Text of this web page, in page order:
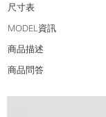
尺寸表
MODEL資訊
商品描述
商品問答